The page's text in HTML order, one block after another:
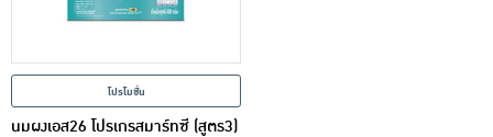
โปรโมชั่น
นมผงเอส26 โปรเกรสมาร์ทซี (สูตร3)